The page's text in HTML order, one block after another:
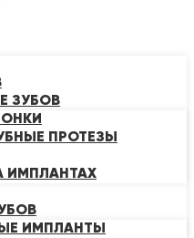
ЗУБОВ
ПРОТЕЗЫ
ИМПЛАНТАХ
ИМПЛАНТЫ